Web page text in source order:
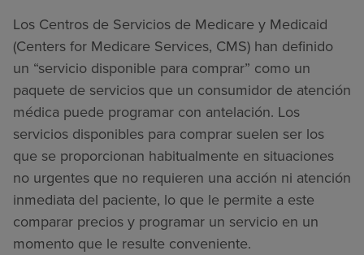
Los Centros de Servicios de Medicare y Medicaid
(Centers for Medicare Services, CMS) han definido
un “servicio disponible para comprar” como un
paquete de servicios que un consumidor de atención
médica puede programar con antelación. Los
servicios disponibles para comprar suelen ser los
que se proporcionan habitualmente en situaciones
no urgentes que no requieren una acción ni atención
inmediata del paciente, lo que le permite a este
comparar precios y programar un servicio en un
momento que le resulte conveniente.